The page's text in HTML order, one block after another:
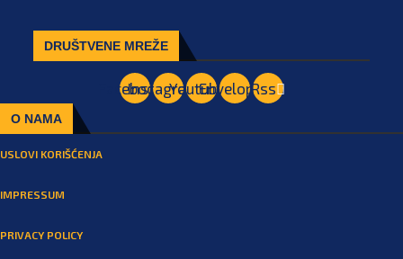
DRUŠTVENE MREŽE
Facebook
Instagram
YoutubeEnvelopeRss
O NAMA
USLOVI KORIŠĆENJA
IMPRESSUM
PRIVACY POLICY